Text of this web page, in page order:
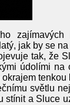
zajímavých
jak by se
tak, že
údolími na
tenkou
světlu
stínit a Sluce